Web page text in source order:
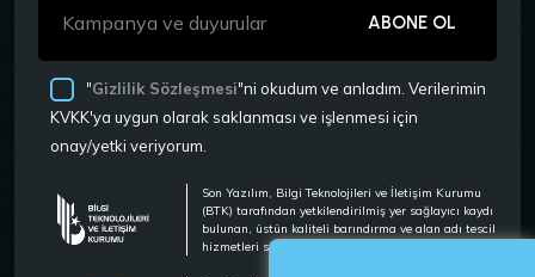
ABONE OL
"Gizlilik Sözleşmesi"ni okudum ve anladım. Verilerimin
KVKK'ya uygun olarak saklanması ve işlenmesi için
onay/yetki veriyorum.
Son Yazılım, Bilgi Teknolojileri ve İletişim Kurumu
(BTK) tarafından yetkilendirilmiş yer sağlayıcı kaydı
bulunan, üstün kaliteli barındırma ve alan adı tescil
hizmetleri sunan lider bir hosting firmasıdır.